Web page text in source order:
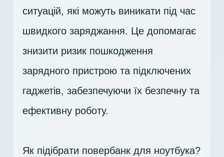
ситуацій, які можуть виникати під час
швидкого заряджання. Це допомагає
знизити ризик пошкодження
зарядного пристрою та підключених
гаджетів, забезпечуючи їх безпечну та
ефективну роботу.
Як підібрати повербанк для ноутбука?